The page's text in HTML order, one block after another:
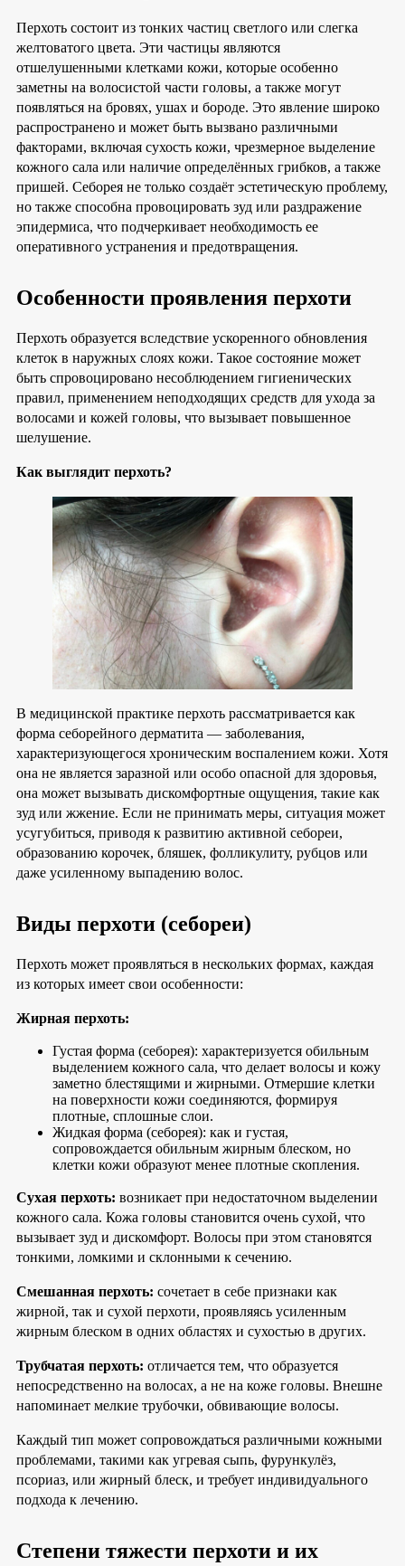
Перхоть состоит из тонких частиц светлого или слегка
желтоватого цвета. Эти частицы являются
отшелушенными клетками кожи, которые особенно
заметны на волосистой части головы, а также могут
появляться на бровях, ушах и бороде. Это явление широко
распространено и может быть вызвано различными
факторами, включая сухость кожи, чрезмерное выделение
кожного сала или наличие определённых грибков, а также
пришей. Себорея не только создаёт эстетическую проблему,
но также способна провоцировать зуд или раздражение
эпидермиса, что подчеркивает необходимость ее
оперативного устранения и предотвращения.
Особенности проявления перхоти
Перхоть образуется вследствие ускоренного обновления
клеток в наружных слоях кожи. Такое состояние может
быть спровоцировано несоблюдением гигиенических
правил, применением неподходящих средств для ухода за
волосами и кожей головы, что вызывает повышенное
шелушение.
Как выглядит перхоть?
В медицинской практике перхоть рассматривается как
форма себорейного дерматита — заболевания,
характеризующегося хроническим воспалением кожи. Хотя
она не является заразной или особо опасной для здоровья,
она может вызывать дискомфортные ощущения, такие как
зуд или жжение. Если не принимать меры, ситуация может
усугубиться, приводя к развитию активной себореи,
образованию корочек, бляшек, фолликулиту, рубцов или
даже усиленному выпадению волос.
Виды перхоти (себореи)
Перхоть может проявляться в нескольких формах, каждая
из которых имеет свои особенности:
Жирная перхоть:
Густая форма (себорея): характеризуется обильным
выделением кожного сала, что делает волосы и кожу
заметно блестящими и жирными. Отмершие клетки
на поверхности кожи соединяются, формируя
плотные, сплошные слои.
Жидкая форма (себорея): как и густая,
сопровождается обильным жирным блеском, но
клетки кожи образуют менее плотные скопления.
Сухая перхоть: возникает при недостаточном выделении
кожного сала. Кожа головы становится очень сухой, что
вызывает зуд и дискомфорт. Волосы при этом становятся
тонкими, ломкими и склонными к сечению.
Смешанная перхоть: сочетает в себе признаки как
жирной, так и сухой перхоти, проявляясь усиленным
жирным блеском в одних областях и сухостью в других.
Трубчатая перхоть: отличается тем, что образуется
непосредственно на волосах, а не на коже головы. Внешне
напоминает мелкие трубочки, обвивающие волосы.
Каждый тип может сопровождаться различными кожными
проблемами, такими как угревая сыпь, фурункулёз,
псориаз, или жирный блеск, и требует индивидуального
подхода к лечению.
Степени тяжести перхоти и их